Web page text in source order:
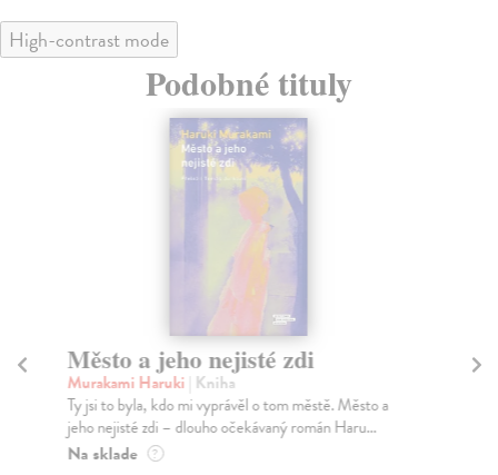
High-contrast mode
Podobné tituly
Město a jeho nejisté zdi
Murakami Haruki | Kniha
Ty jsi to byla, kdo mi vyprávěl o tom městě. Město a
jeho nejisté zdi – dlouho očekávaný román Haru...
Na sklade ?